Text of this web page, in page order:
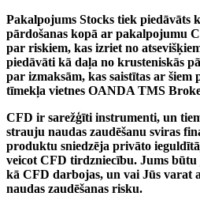
Pakalpojums Stocks tiek piedāvāts
pārdošanas kopā ar pakalpojumu
par riskiem, kas izriet no
piedāvāti kā daļa no krusteniskās
par izmaksām, kas saistītas ar
tīmekļa vietnes OANDA TMS
CFD ir sarežģīti instrumenti, un
strauju naudas zaudēšanu sviras
produktu sniedzēja privāto
veicot CFD tirdzniecību. Jums
kā CFD darbojas, un vai Jūs varat
naudas zaudēšanas risku.